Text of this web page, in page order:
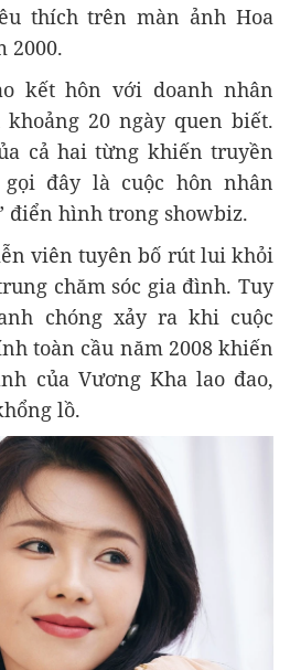
thích trên màn ảnh Hoa
2000.
kết hôn với doanh nhân
20 ngày quen biết.
cả hai từng khiến truyền
gọi đây là cuộc hôn nhân
điển hình trong showbiz.
viên tuyên bố rút lui khỏi
chăm sóc gia đình. Tuy
chóng xảy ra khi cuộc
toàn cầu năm 2008 khiến
của Vương Kha lao đao,
lồ.